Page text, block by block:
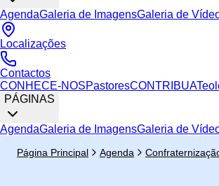
AgendaGaleria de ImagensGaleria de
Localizações
Contactos
CONHECE-NOSPastoresCONTRIBUA
PÁGINAS
AgendaGaleria de ImagensGaleria de
Página Principal Agenda